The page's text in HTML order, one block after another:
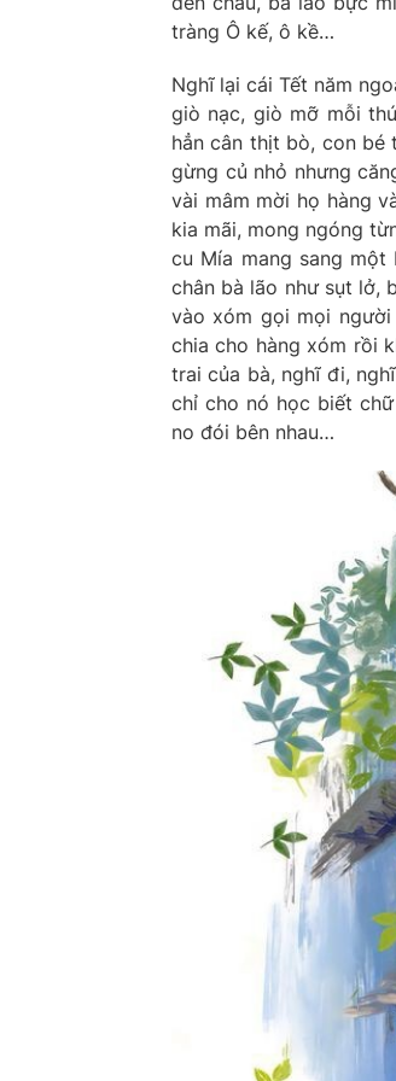
tràng Ô kế, ô kề…
Nghĩ lại cái Tết năm
giò nạc, giò mỡ mỗi
hẳn cân thịt bò, con bé
gừng củ nhỏ nhưng
vài mâm mời họ hàng
kia mãi, mong ngóng
cu Mía mang sang
chân bà lão như sụt lở,
vào xóm gọi mọi
chia cho hàng xóm rồi
trai của bà, nghĩ đi,
chỉ cho nó học biết
no đói bên nhau…